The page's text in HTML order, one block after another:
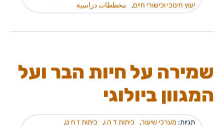
יעוץ חינוכי וכישורי חיים, مخططات دراسية
שמירה על חיות הבר ועל
המגוון ביולוגי
תגיות: מערכי שיעור, כיתות ד ה ו, כיתות ז ח ט,